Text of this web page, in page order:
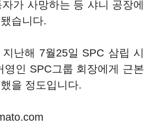
가 사망하는 등 샤니 공장에
습니다.
난해 7월25일 SPC 삼립 시
영인 SPC그룹 회장에게 근본
을 정도입니다.